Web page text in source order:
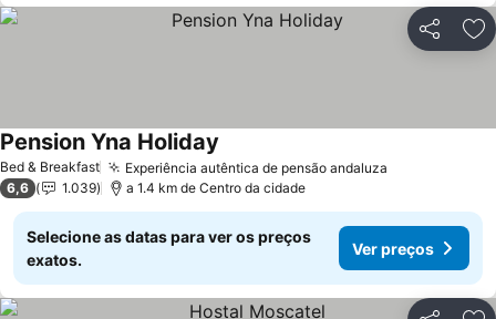
Partilhar
Bed & Breakfast Experiência autêntica de pensão andaluza
Pension Yna Holiday
6,6 1.039 a 1.4 km de Centro da cidade
Selecione as datas para ver os preços
exatos.
Ver preços